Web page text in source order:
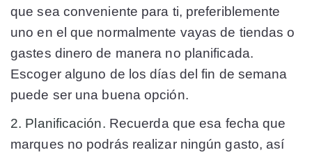
que sea conveniente para ti, preferiblemente
uno en el que normalmente vayas de tiendas o
gastes dinero de manera no planificada.
Escoger alguno de los días del fin de semana
puede ser una buena opción.
2. Planificación. Recuerda que esa fecha que
marques no podrás realizar ningún gasto, así